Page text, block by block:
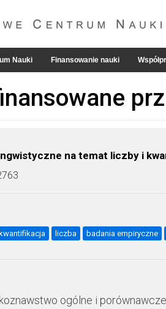
Nauki Finansowanie nauki
na temat liczby i
kwantifikacja liczba badania empiryczne
ogólne i